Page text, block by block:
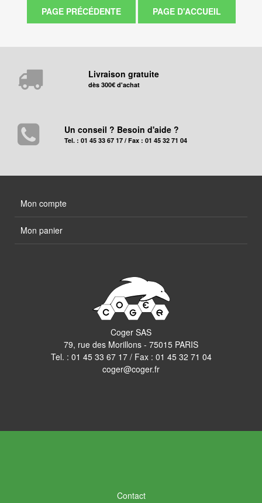
Livraison gratuite
dès 300€ d'achat
Un conseil ? Besoin d'aide ?
Tel. : 01 45 33 67 17 / Fax : 01 45 32 71 04
Mon compte
Mon panier
Coger SAS
79, rue des Morillons - 75015 PARIS
Tel. : 01 45 33 67 17/ Fax : 01 45 32 71 04
coger@coger.fr
Contact